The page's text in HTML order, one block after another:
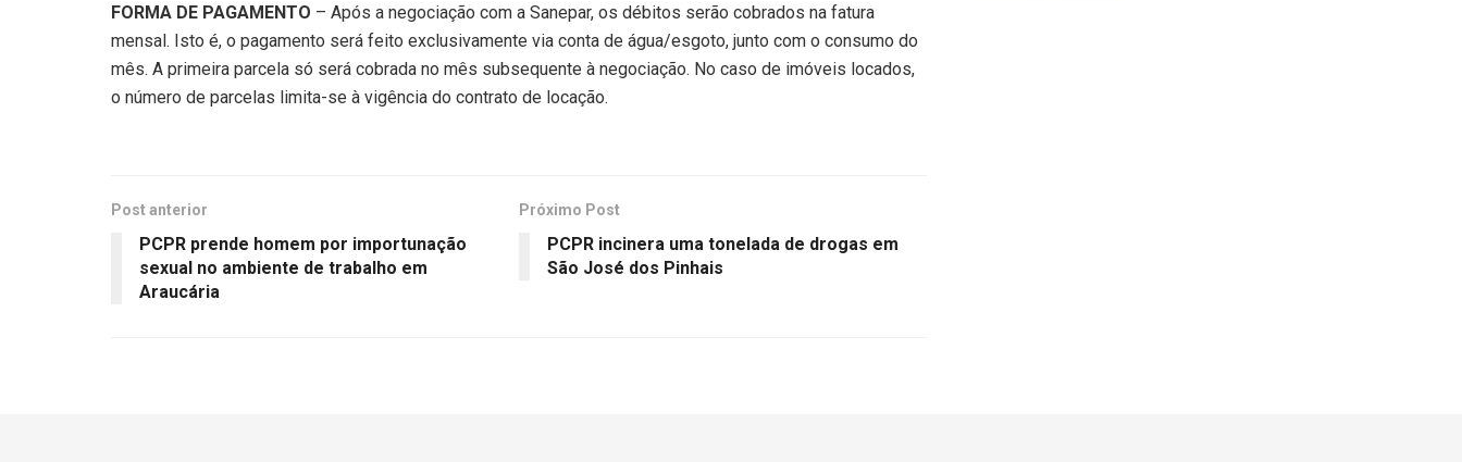
FORMA DE PAGAMENTO – Após a negociação com a Sanepar, os débitos serão cobrados na fatura
mensal. Isto é, o pagamento será feito exclusivamente via conta de água/esgoto, junto com o consumo do
mês. A primeira parcela só será cobrada no mês subsequente à negociação. No caso de imóveis locados,
o número de parcelas limita-se à vigência do contrato de locação.
Post anterior
PCPR prende homem por importunação
sexual no ambiente de trabalho em
Araucária
Próximo Post
PCPR incinera uma tonelada de drogas em
São José dos Pinhais